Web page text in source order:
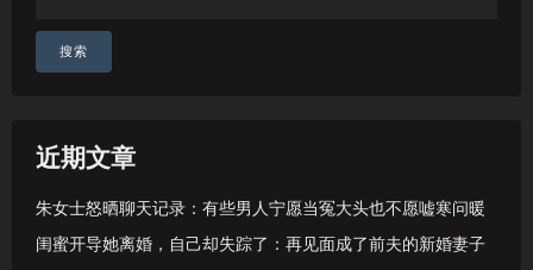
搜索
近期文章
朱女士怒晒聊天记录：有些男人宁愿当冤大头也不愿嘘寒问暖
闺蜜开导她离婚，自己却失踪了：再见面成了前夫的新婚妻子